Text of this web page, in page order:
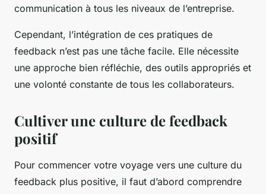
communication à tous les niveaux de l’entreprise.
Cependant, l’intégration de ces pratiques de
feedback n’est pas une tâche facile. Elle nécessite
une approche bien réfléchie, des outils appropriés et
une volonté constante de tous les collaborateurs.
Cultiver une culture de feedback
positif
Pour commencer votre voyage vers une culture du
feedback plus positive, il faut d’abord comprendre